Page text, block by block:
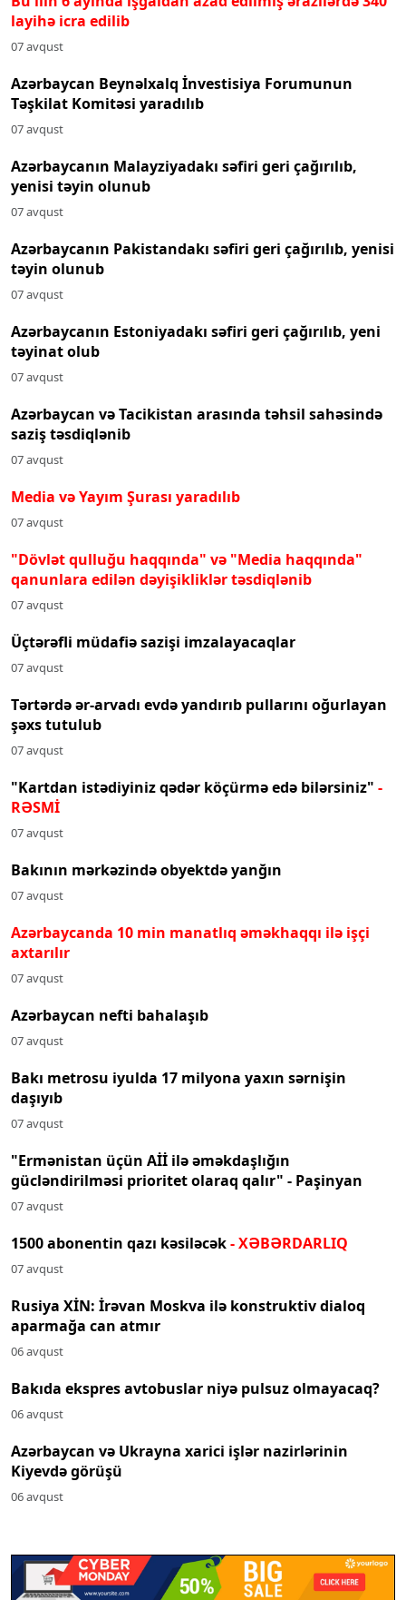
layihə icra edilib
07 avqust
Azərbaycan Beynəlxalq İnvestisiya Forumunun
Təşkilat Komitəsi yaradılıb
07 avqust
Azərbaycanın Malayziyadakı səfiri geri çağırılıb,
yenisi təyin olunub
07 avqust
Azərbaycanın Pakistandakı səfiri geri çağırılıb, yenisi
təyin olunub
07 avqust
Azərbaycanın Estoniyadakı səfiri geri çağırılıb, yeni
təyinat olub
07 avqust
Azərbaycan və Tacikistan arasında təhsil sahəsində
saziş təsdiqlənib
07 avqust
Media və Yayım Şurası yaradılıb
07 avqust
"Dövlət qulluğu haqqında" və "Media haqqında"
qanunlara edilən dəyişikliklər təsdiqlənib
07 avqust
Üçtərəfli müdafiə sazişi imzalayacaqlar
07 avqust
Tərtərdə ər-arvadı evdə yandırıb pullarını oğurlayan
şəxs tutulub
07 avqust
"Kartdan istədiyiniz qədər köçürmə edə bilərsiniz" -
RƏSMİ
07 avqust
Bakının mərkəzində obyektdə yanğın
07 avqust
Azərbaycanda 10 min manatlıq əməkhaqqı ilə işçi
axtarılır
07 avqust
Azərbaycan nefti bahalaşıb
07 avqust
Bakı metrosu iyulda 17 milyona yaxın sərnişin
daşıyıb
07 avqust
"Ermənistan üçün Aİİ ilə əməkdaşlığın
gücləndirilməsi prioritet olaraq qalır" - Paşinyan
07 avqust
1500 abonentin qazı kəsiləcək- XƏBƏRDARLIQ
07 avqust
Rusiya XİN: İrəvan Moskva ilə konstruktiv dialoq
aparmağa can atmır
06 avqust
Bakıda ekspres avtobuslar niyə pulsuz olmayacaq?
06 avqust
Azərbaycan və Ukrayna xarici işlər nazirlərinin
Kiyevdə görüşü
06 avqust